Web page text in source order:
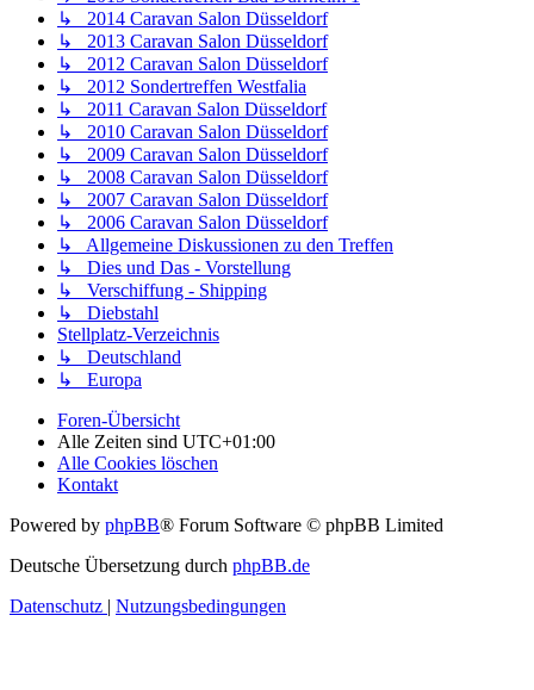
↳ 2014 Caravan Salon Düsseldorf
↳ 2013 Caravan Salon Düsseldorf
↳ 2012 Caravan Salon Düsseldorf
↳ 2012 Sondertreffen Westfalia
↳ 2011 Caravan Salon Düsseldorf
↳ 2010 Caravan Salon Düsseldorf
↳ 2009 Caravan Salon Düsseldorf
↳ 2008 Caravan Salon Düsseldorf
↳ 2007 Caravan Salon Düsseldorf
↳ 2006 Caravan Salon Düsseldorf
↳ Allgemeine Diskussionen zu den Treffen
↳ Dies und Das - Vorstellung
↳ Verschiffung - Shipping
↳ Diebstahl
Stellplatz-Verzeichnis
↳ Deutschland
↳ Europa
Foren-Übersicht
Alle Zeiten sind UTC+01:00
Alle Cookies löschen
Kontakt
Powered by phpBB® Forum Software © phpBB Limited
Deutsche Übersetzung durch phpBB.de
Datenschutz | Nutzungsbedingungen